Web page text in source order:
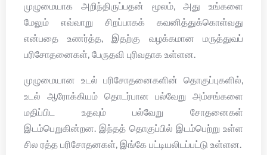
முழுமையாக அறிந்திருப்பதன் மூலம், அது உங்களை
மேலும் எவ்வாறு சிறப்பாகக் கவனித்துக்கொள்வது
என்பதை உணர்த்த, இதற்கு வழக்கமான மருத்துவப்
பரிசோதனைகள், பேருதவி புரிவதாக உள்ளன.
முழுமையான உடல் பரிசோதனைகளின் தொகுப்புகளில்,
உடல் ஆரோக்கியம் தொடர்பான பல்வேறு அம்சங்களை
மதிப்பிட உதவும் பல்வேறு சோதனைகள்
இடம்பெறுகின்றன. இந்தத் தொகுப்பில் இடம்பெற்று உள்ள
சில ரத்த பரிசோதனகள், இங்கே பட்டியலிடப்பட்டு உள்ளன.